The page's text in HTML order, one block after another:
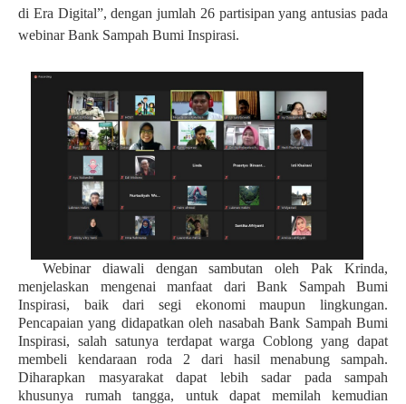
di Era Digital”, dengan jumlah 26 partisipan yang antusias pada
webinar Bank Sampah Bumi Inspirasi.
Webinar diawali dengan sambutan oleh Pak Krinda,
menjelaskan mengenai manfaat dari Bank Sampah Bumi
Inspirasi, baik dari segi ekonomi maupun lingkungan.
Pencapaian yang didapatkan oleh nasabah Bank Sampah Bumi
Inspirasi, salah satunya terdapat warga Coblong yang dapat
membeli kendaraan roda 2 dari hasil menabung sampah.
Diharapkan masyarakat dapat lebih sadar pada sampah
khusunya rumah tangga, untuk dapat memilah kemudian